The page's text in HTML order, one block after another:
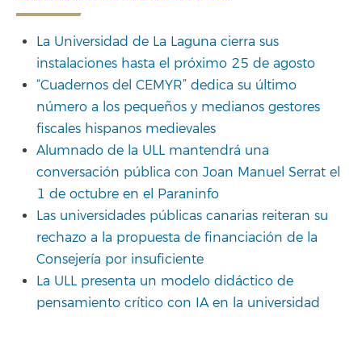
La Universidad de La Laguna cierra sus
instalaciones hasta el próximo 25 de agosto
“Cuadernos del CEMYR” dedica su último
número a los pequeños y medianos gestores
fiscales hispanos medievales
Alumnado de la ULL mantendrá una
conversación pública con Joan Manuel Serrat el
1 de octubre en el Paraninfo
Las universidades públicas canarias reiteran su
rechazo a la propuesta de financiación de la
Consejería por insuficiente
La ULL presenta un modelo didáctico de
pensamiento crítico con IA en la universidad